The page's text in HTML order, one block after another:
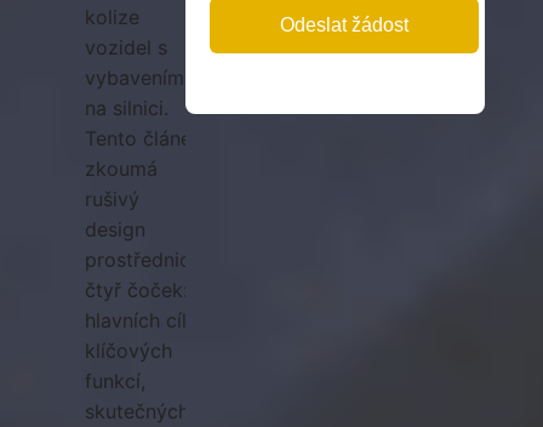
kolize
vozidel s
vybavením
na silnici.
Tento článek
zkoumá
rušivý
design
prostřednictvím
čtyř čoček:
hlavních cílů,
klíčových
funkcí,
skutečných